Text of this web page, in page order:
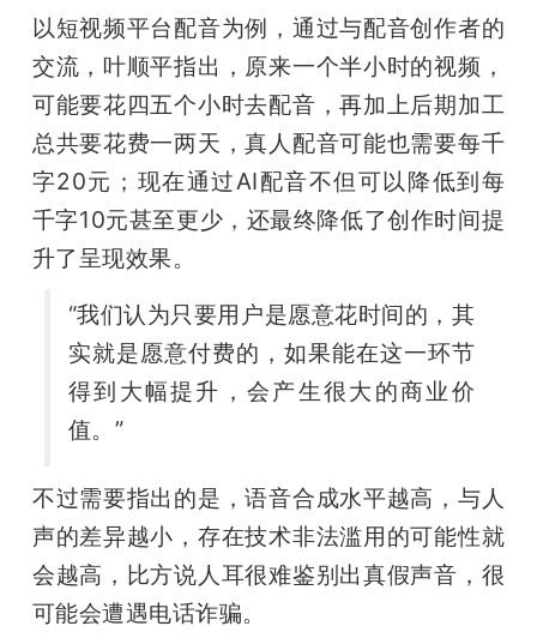
以短视频平台配音为例，通过与配音创作者的
交流，叶顺平指出，原来一个半小时的视频，
可能要花四五个小时去配音，再加上后期加工
总共要花费一两天，真人配音可能也需要每千
字20元；现在通过AI配音不但可以降低到每
千字10元甚至更少，还最终降低了创作时间提
升了呈现效果。
“我们认为只要用户是愿意花时间的，其
实就是愿意付费的，如果能在这一环节
得到大幅提升，会产生很大的商业价
值。”
不过需要指出的是，语音合成水平越高，与人
声的差异越小，存在技术非法滥用的可能性就
会越高，比方说人耳很难鉴别出真假声音，很
可能会遭遇电话诈骗。